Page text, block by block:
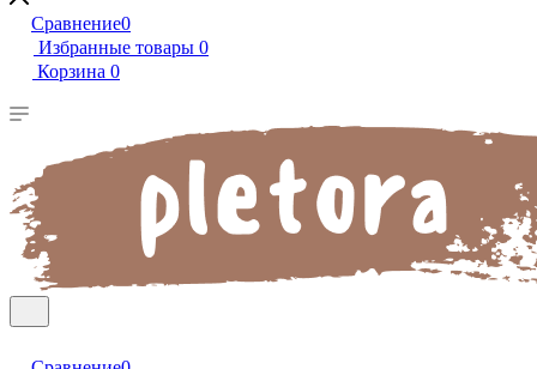
Сравнение0
Избранные товары 0
Корзина 0